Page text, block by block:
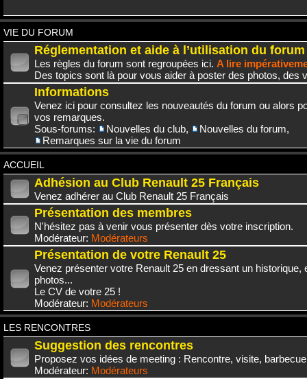
VIE DU FORUM
Réglementation et aide à l’utilisation du forum
Les règles du forum sont regroupées ici. A lire
Des topics sont là pour vous aider à poster des photos, des
Informations
Venez ici pour consultez les nouveautés du forum ou alors
vos remarques.
Sous-forums:
Nouvelles du club, Nouvelles du forum,
Remarques sur la vie du forum
ACCUEIL
Adhésion au Club Renault 25 Français
Venez adhérer au Club Renault 25 Français
Présentation des membres
N'hésitez pas à venir vous présenter dès votre inscription.
Modérateur: Modérateurs
Présentation de votre Renault 25
Venez présenter votre Renault 25 en dressant un historique,
photos...
Le CV de votre 25 !
Modérateur: Modérateurs
LES RENCONTRES
Suggestion des rencontres
Proposez vos idées de meeting : Rencontre, visite,
Modérateur: Modérateurs